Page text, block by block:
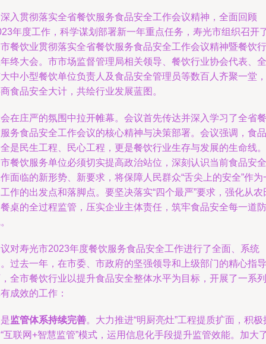
入贯彻落实全省餐饮服务食品安全工作会议精神，全面回顾
年度工作，科学谋划部署新一年重点任务，寿光市组织召开
餐饮业贯彻落实全省餐饮服务食品安全工作会议精神暨餐饮行
终大会。市市场监督管理局相关领导、餐饮行业协会代表、全
中小型餐饮单位负责人及食品安全管理员等数百人齐聚一堂，
食品安全大计，共绘行业发展蓝图。
在庄严的氛围中拉开帷幕。会议首先传达并深入学习了全省餐
务食品安全工作会议的核心精神与决策部署。会议强调，食品
是民生工程、民心工程，更是餐饮行业生存与发展的生命线。
餐饮服务单位必须切实提高政治站位，深刻认识当前食品安全
面临的新形势、新要求，将保障人民群众“舌尖上的安全”作为
作的出发点和落脚点。要坚决落实“四个最严”要求，强化从农
桌的全过程监管，压实企业主体责任，筑牢食品安全每一道防
对寿光市2023年度餐饮服务食品安全工作进行了全面、系统
过去一年，在市委、市政府的坚强领导和上级部门的精心指导
全市餐饮行业以提升食品安全整体水平为目标，开展了一系列
成效的工作：
监管体系持续完善。大力推进“明厨亮灶”工程提质扩面，积极
互联网+智慧监管”模式，运用信息化手段提升监管效能。加大